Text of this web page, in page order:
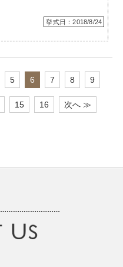
挙式日：2018/8/24
5 6 7 8 9
15 16 次へ ≫